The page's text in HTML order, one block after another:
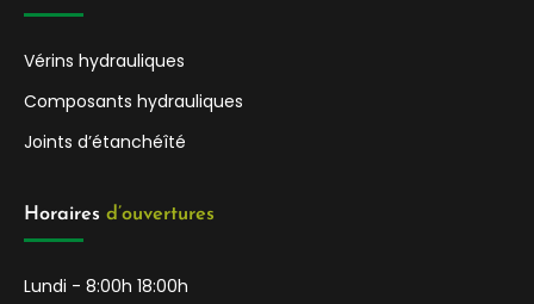
Vérins hydrauliques
Composants hydrauliques
Joints d’étanchéîté
Horaires d’ouvertures
Lundi - 8:00h 18:00h